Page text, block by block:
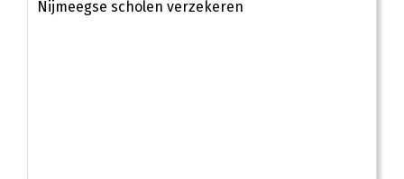
Nijmeegse scholen verzekeren